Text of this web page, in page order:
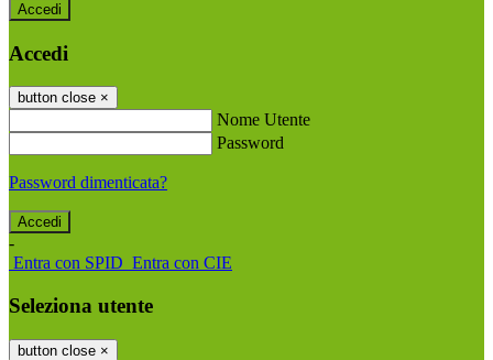
Accedi
Accedi
button close ×
Nome Utente
Password
Password dimenticata?
-
Entra con SPID Entra con CIE
Seleziona utente
button close ×